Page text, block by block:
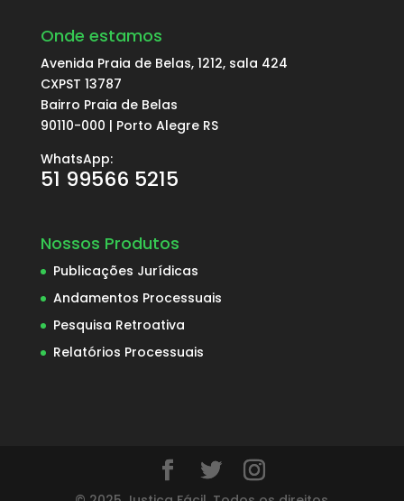
Onde estamos
Avenida Praia de Belas, 1212, sala 424
CXPST 13787
Bairro Praia de Belas
90110-000 | Porto Alegre RS
WhatsApp:
51 99566 5215
Nossos Produtos
Publicações Jurídicas
Andamentos Processuais
Pesquisa Retroativa
Relatórios Processuais